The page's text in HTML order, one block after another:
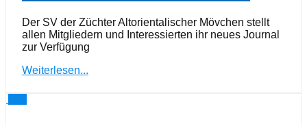
Der SV der Züchter Altorientalischer Mövchen stellt
allen Mitgliedern und Interessierten ihr neues Journal
zur Verfügung
Weiterlesen...